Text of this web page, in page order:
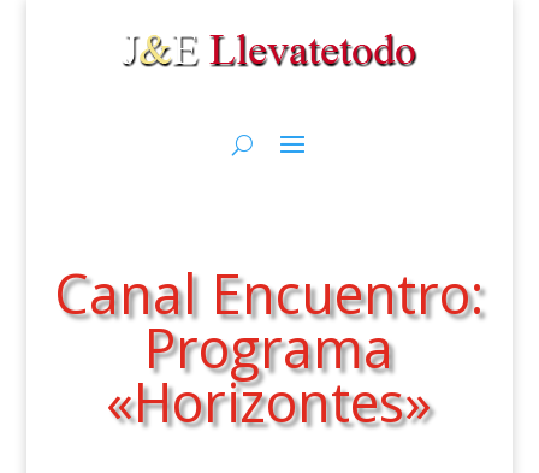
Canal Encuentro:
Programa
«Horizontes»